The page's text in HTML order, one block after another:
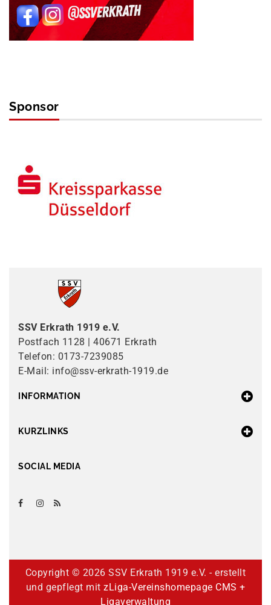
Sponsor
SSV Erkrath 1919 e.V.
Postfach 1128 | 40671 Erkrath
Telefon: 0173-7239085
E-Mail: info@ssv-erkrath-1919.de
INFORMATION
KURZLINKS
SOCIAL MEDIA
Copyright © 2026 SSV Erkrath 1919 e.V. - erstellt
und gepflegt mit zLiga-Vereinshomepage CMS +
Ligaverwaltung